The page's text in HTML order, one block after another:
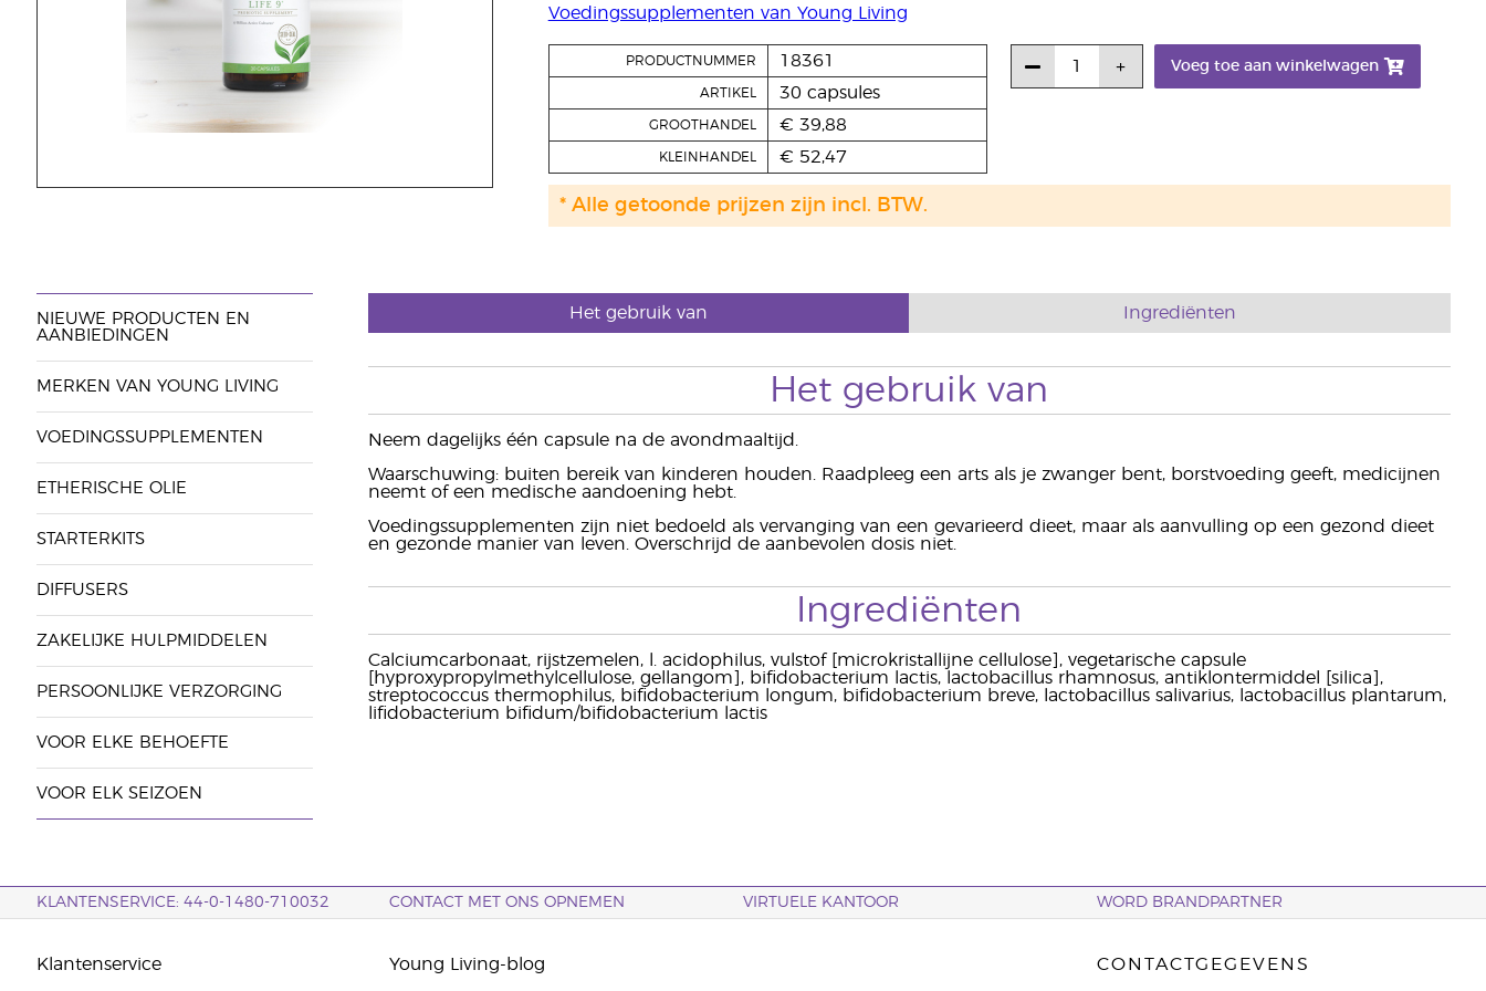
Voedingssupplementen van Young Living
PRODUCTNUMMER 18361
ARTIKEL 30 capsules
GROOTHANDEL € 39,88
KLEINHANDEL € 52,47
Voeg toe aan winkelwagen
* Alle getoonde prijzen zijn incl. BTW.
NIEUWE PRODUCTEN EN
AANBIEDINGEN
MERKEN VAN YOUNG LIVING
VOEDINGSSUPPLEMENTEN
ETHERISCHE OLIE
STARTERKITS
DIFFUSERS
ZAKELIJKE HULPMIDDELEN
PERSOONLIJKE VERZORGING
VOOR ELKE BEHOEFTE
VOOR ELK SEIZOEN
Het gebruik van Ingrediënten
Het gebruik van
Neem dagelijks één capsule na de avondmaaltijd.
Waarschuwing: buiten bereik van kinderen houden. Raadpleeg een arts als je zwanger bent, borstvoeding geeft, medicijnen
neemt of een medische aandoening hebt.
Voedingssupplementen zijn niet bedoeld als vervanging van een gevarieerd dieet, maar als aanvulling op een gezond dieet
en gezonde manier van leven. Overschrijd de aanbevolen dosis niet.
Ingrediënten
Calciumcarbonaat, rijstzemelen, l. acidophilus, vulstof [microkristallijne cellulose], vegetarische capsule
[hyproxypropylmethylcellulose, gellangom], bifidobacterium lactis, lactobacillus rhamnosus, antiklontermiddel [silica],
streptococcus thermophilus, bifidobacterium longum, bifidobacterium breve, lactobacillus salivarius, lactobacillus plantarum,
lifidobacterium bifidum/bifidobacterium lactis
KLANTENSERVICE: 44-0-1480-710032 CONTACT MET ONS OPNEMEN VIRTUELE KANTOOR WORD BRANDPARTNER
Klantenservice Young Living-blog CONTACTGEGEVENS